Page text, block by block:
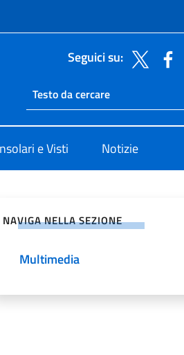
Seguici su:
Ricerca sito
Cerca nel sito
e Visti Notizie
NAVIGA NELLA SEZIONE
Multimedia